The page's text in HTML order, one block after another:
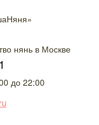
нянь в Москве
до 22:00